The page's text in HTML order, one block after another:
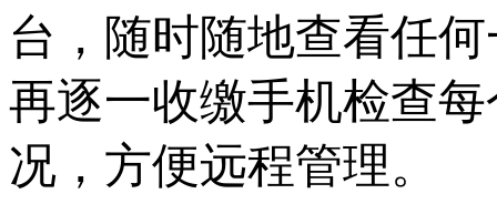
台，随时随地查看任
再逐一收缴手机检查
况，方便远程管理。